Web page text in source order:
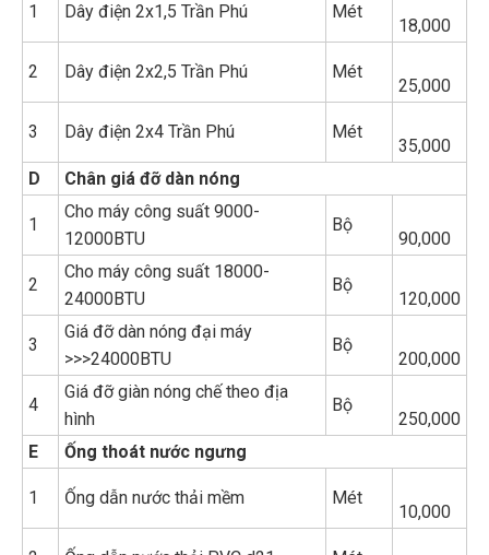
1 Dây điện 2x1,5 Trần Phú Mét
18,000
2 Dây điện 2x2,5 Trần Phú Mét
25,000
3 Dây điện 2x4 Trần Phú Mét
35,000
D
Chân giá đỡ dàn nóng
1
Cho máy công suất 9000-
12000BTU
Bộ
90,000
2
Cho máy công suất 18000-
24000BTU
Bộ
120,000
3
Giá đỡ dàn nóng đại máy
>>>24000BTU
Bộ
200,000
4
Giá đỡ giàn nóng chế theo địa
hình
Bộ
250,000
E
Ống thoát nước ngưng
1 Ống dẫn nước thải mềm Mét
10,000